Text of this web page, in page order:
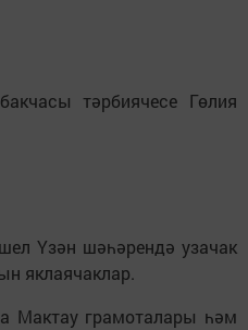
тәрбиячесе Гөлия
Үзән шәһәрендә узачак
яклаячаклар.
Мактау грамоталары һәм